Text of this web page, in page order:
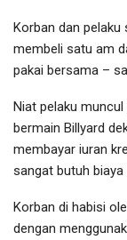
Korban dan pelaku
membeli satu am
pakai bersama –
Niat pelaku
bermain Billyard
membayar iuran
sangat butuh
Korban di habisi
dengan